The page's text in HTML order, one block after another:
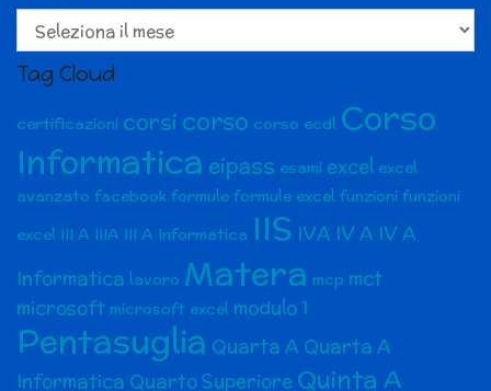
Archivio
articoli
Tag Cloud
certificazioni corsi corso corso ecdl Corso
Informatica eipass esami excel excel
avanzato facebook formule formule excel funzioni funzioni
excel III A IIIA III A Informatica IIS IVA IV A IV A
Informatica lavoro Matera mcp mct
microsoft microsoft excel modulo 1
Pentasuglia Quarta A Quarta A
Informatica Quarto Superiore Quinta A